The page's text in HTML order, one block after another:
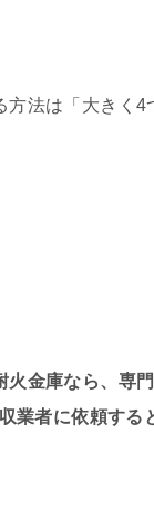
法は「大きく4
火金庫なら、専
業者に依頼する